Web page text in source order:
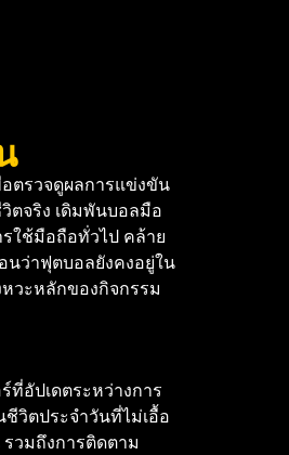
ตรวจดูผลการแข่งขัน
ตจริง เดิมพันบอลมือ
ใช้มือถือทั่วไป คล้าย
นว่าฟุตบอลยังคงอยู่ใน
วะหลักของกิจกรรม
อัปเดตระหว่างการ
วิตประจำวันที่ไม่เอื้อ
วมถึงการติดตาม